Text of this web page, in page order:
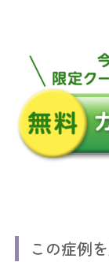
この症例